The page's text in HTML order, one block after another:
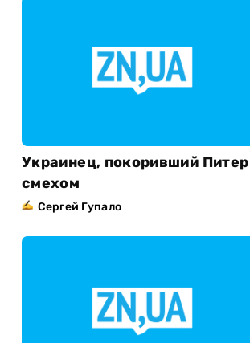
Украинец, покоривший Питер
смехом
Сергей Гупало